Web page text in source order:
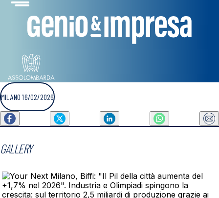
MILANO 16/02/2026
GALLERY